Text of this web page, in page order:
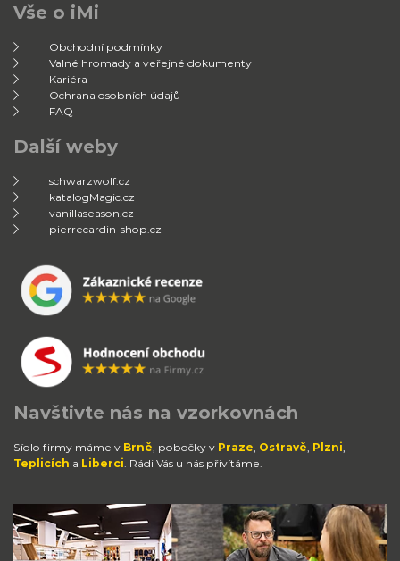
Vše o iMi
Obchodní podmínky
Valné hromady a veřejné dokumenty
Kariéra
Ochrana osobních údajů
FAQ
Další weby
schwarzwolf.cz
katalogMagic.cz
vanillaseason.cz
pierrecardin-shop.cz
Navštivte nás na vzorkovnách
Sídlo firmy máme v Brně , pobočky v Praze Ostravě Plzni
Teplicích a Liberci . Rádi Vás u nás přivítáme.